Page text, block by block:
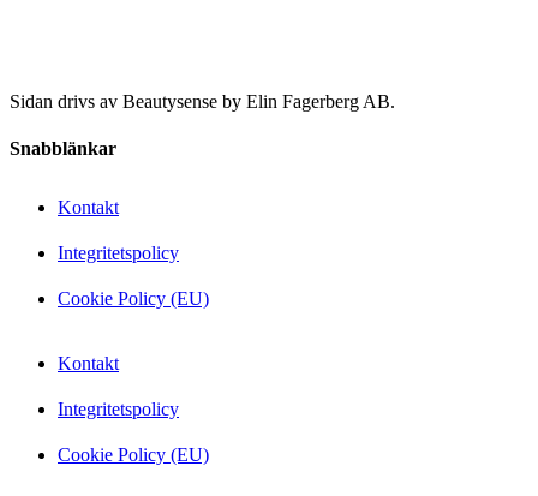
Sidan drivs av Beautysense by Elin Fagerberg AB.
Snabblänkar
Kontakt
Integritetspolicy
Cookie Policy (EU)
Kontakt
Integritetspolicy
Cookie Policy (EU)